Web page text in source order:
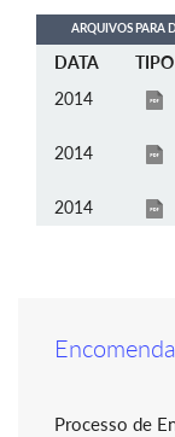
ARQUIVOS PARA
DATA TIPO
2014
2014
2014
Processo de